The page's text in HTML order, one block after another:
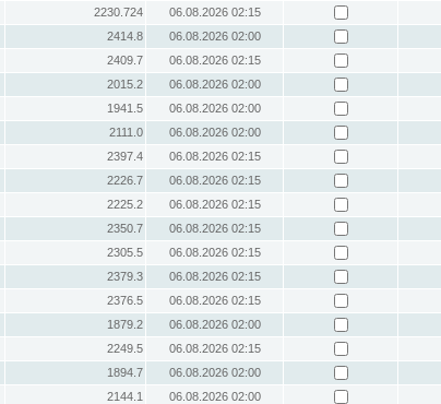
2230.724
06.08.2026 02:15
2414.8
06.08.2026 02:00
2409.7
06.08.2026 02:15
2015.2
06.08.2026 02:00
1941.5
06.08.2026 02:00
2111.0
06.08.2026 02:00
2397.4
06.08.2026 02:15
2226.7
06.08.2026 02:15
2225.2
06.08.2026 02:15
2350.7
06.08.2026 02:15
2305.5
06.08.2026 02:15
2379.3
06.08.2026 02:15
2376.5
06.08.2026 02:15
1879.2
06.08.2026 02:00
2249.5
06.08.2026 02:15
1894.7
06.08.2026 02:00
2144.1
06.08.2026 02:00